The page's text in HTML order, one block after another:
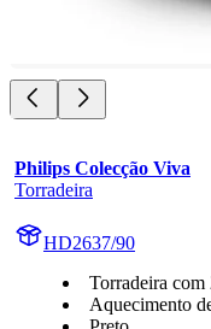
Philips Colecção Viva
Torradeira
HD2637/90
Torradeira com
Aquecimento